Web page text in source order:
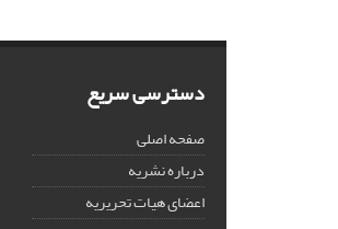
دسترسی سریع
صفحه اصلی
درباره نشریه
اعضای هیات تحریریه